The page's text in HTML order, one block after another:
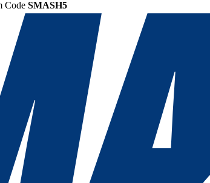
Code SMASH5